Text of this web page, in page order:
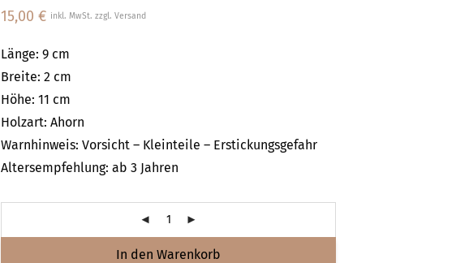
15,00 € inkl. MwSt. zzgl. Versand
Länge: 9 cm
Breite: 2 cm
Höhe: 11 cm
Holzart: Ahorn
Warnhinweis: Vorsicht – Kleinteile – Erstickungsgefahr
Altersempfehlung: ab 3 Jahren
In den Warenkorb